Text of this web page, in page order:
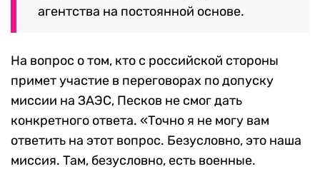
агентства на постоянной основе.
На вопрос о том, кто с российской стороны
примет участие в переговорах по допуску
миссии на ЗАЭС, Песков не смог дать
конкретного ответа. «Точно я не могу вам
ответить на этот вопрос. Безусловно, это наша
миссия. Там, безусловно, есть военные.